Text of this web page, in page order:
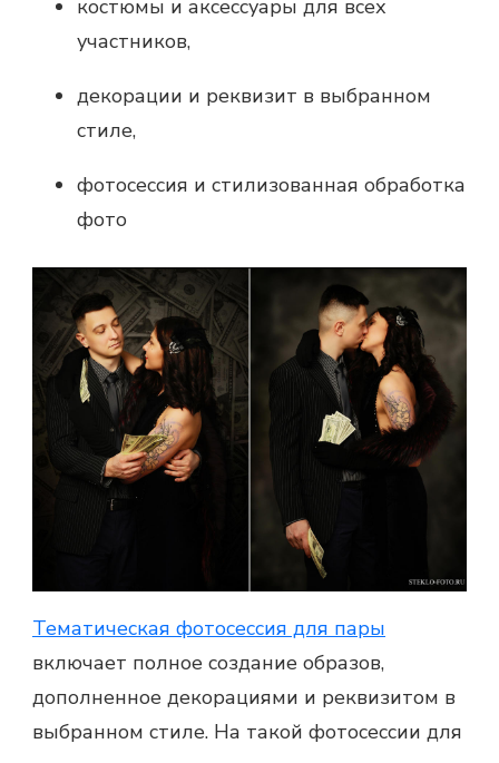
костюмы и аксессуары для всех
участников,
декорации и реквизит в выбранном
стиле,
фотосессия и стилизованная обработка
фото
Тематическая фотосессия для пары
включает полное создание образов,
дополненное декорациями и реквизитом в
выбранном стиле. На такой фотосессии для